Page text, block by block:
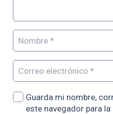
Guarda mi nombre,
este navegador para